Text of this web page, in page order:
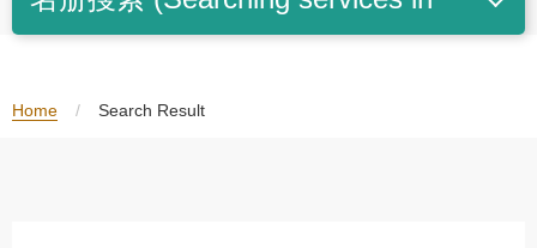
Home / Search Result